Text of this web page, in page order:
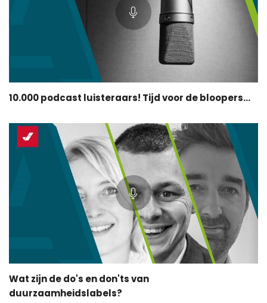
10.000 podcast luisteraars! Tijd voor de bloopers...
Wat zijn de do's en don'ts van
duurzaamheidslabels?